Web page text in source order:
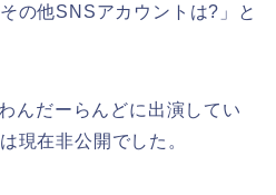
の他SNSアカウントは?」と
んだーらんどに出演してい
現在非公開でした。